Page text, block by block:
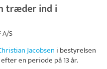
træder ind i
A/S
Jacobsen i bestyrelsen
efter en periode på 13 år.